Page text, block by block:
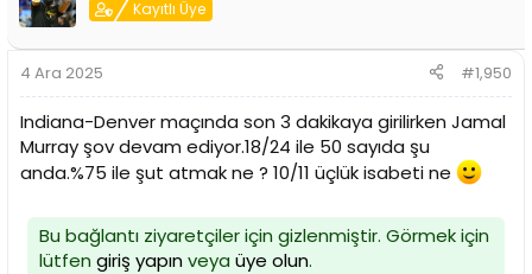
Kayıtlı Üye
4 Ara 2025 #1,950
Indiana-Denver maçında son 3 dakikaya girilirken Jamal
Murray şov devam ediyor.18/24 ile 50 sayıda şu
anda.%75 ile şut atmak ne ? 10/11 üçlük isabeti ne
Bu bağlantı ziyaretçiler için gizlenmiştir. Görmek için
lütfen giriş yapınveya üye olun.